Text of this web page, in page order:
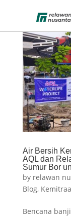
Air Bersih
AQL dan
Sumur Bor
by relawan
Blog,
Bencana